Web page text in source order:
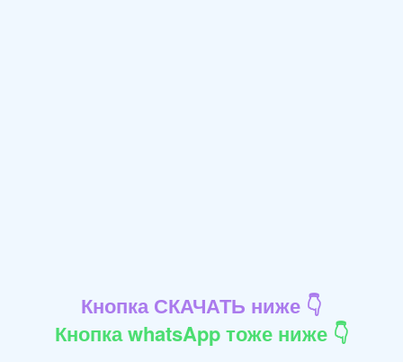
Кнопка СКАЧАТЬ ниже 👇
Кнопка whatsApp тоже ниже 👇